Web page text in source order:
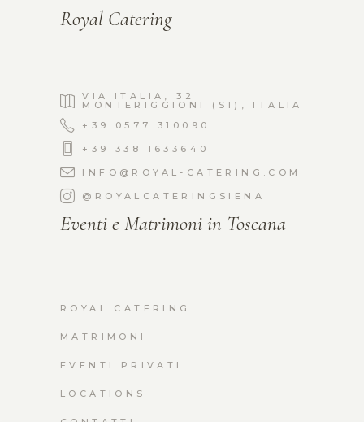
Royal Catering
VIA ITALIA, 32
MONTERIGGIONI (SI), ITALIA
+39 0577 310090
+39 338 1633640
INFO@ROYAL-CATERING.COM
@ROYALCATERINGSIENA
Eventi e Matrimoni in Toscana
ROYAL CATERING
MATRIMONI
EVENTI PRIVATI
LOCATIONS